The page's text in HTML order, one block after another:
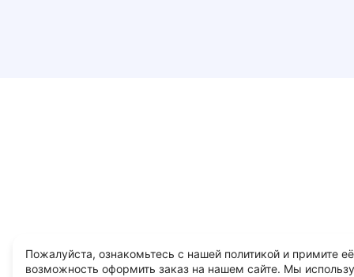
Пожалуйста, ознакомьтесь с нашей политикой и примите
возможность оформить заказ на нашем сайте. Мы